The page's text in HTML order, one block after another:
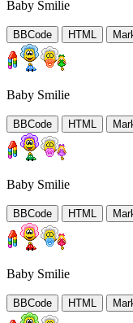
Baby Smilie
BBCode HTML
Baby Smilie
BBCode HTML
Baby Smilie
BBCode HTML
Baby Smilie
BBCode HTML